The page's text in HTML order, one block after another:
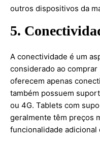
outros dispositivos da
5.
A conectividade é um
considerado ao
oferecem apenas
também possuem
ou 4G. Tablets com
geralmente têm preços
funcionalidade adicional